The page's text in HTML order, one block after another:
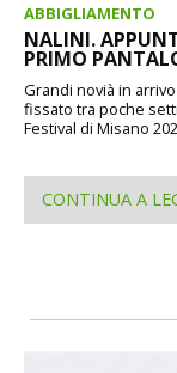
ABBIGLIAMENTO
NALINI.
PRIMO
Grandi novià in
fissato tra poche
Festival di Misano
CONTINUA A